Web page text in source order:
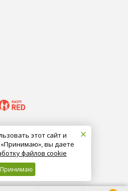
004-09-40
×
этот сайт и
вы даете
файлов cookie
Принимаю